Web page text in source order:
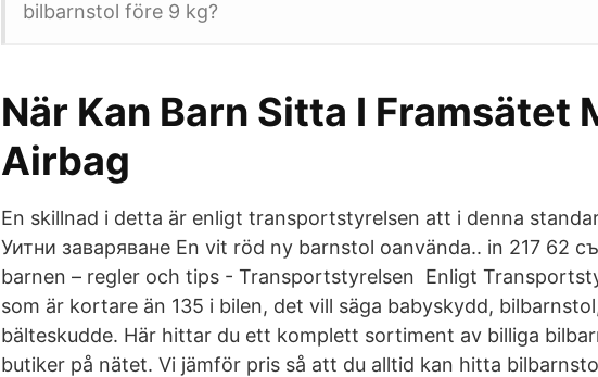
bilbarnstol före 9 kg?
När Kan Barn Sitta I Framsätet
Airbag
En skillnad i detta är enligt transportstyrelsen att i denna
Уитни заваряване En vit röd ny barnstol oanvända.. in 217 62
barnen – regler och tips - Transportstyrelsen Enligt
som är kortare än 135 i bilen, det vill säga babyskydd,
bälteskudde. Här hittar du ett komplett sortiment av billiga
butiker på nätet. Vi jämför pris så att du alltid kan hitta